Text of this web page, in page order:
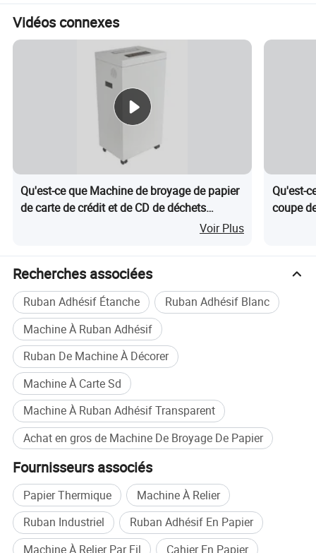
Spécification
Matériaux de déchiquetage Papier / Carte d'identité / Bande magnétique / CD / Dossier / Film / PCB
Taille des particules de déchiquetage broyage en poudre avec tamis remplaçable
Niveau de sécurité Niveau DIN66399 P 5 - P 7
Capacité de déchiquetage 100 feuilles de papier à chaque fois
Capacité de papier par heure
1) avec des particules de déchiquetage de 2,5*2,5mm
2) avec des particules de déchiquetage de 5*5mm
Taille des particules de déchiquetage 2,5*2,5mm-5*5mm
Surface du filtre 9 m²
Puissance / Tension 7,75 kW / 380 V / 50 Hz
Poids de la machine 950 kg
Taille de la machine 1830 (L) * 1394,4 (l) * 1810 (H) mm
Application
Vidéos connexes
Qu'est-ce que Machine de broyage de papier
de carte de crédit et de CD de déchets
Voir Plus
Qu'est-
coupe
Recherches associées
Ruban Adhésif Étanche
Ruban Adhésif Blanc
Machine À Ruban Adhésif
Ruban De Machine À Décorer
Machine À Carte Sd
Machine À Ruban Adhésif Transparent
Achat en gros de Machine De Broyage De Papier
Fournisseurs associés
Papier Thermique
Machine À Relier
Ruban Industriel
Ruban Adhésif En Papier
Machine À Relier Par Fil
Cahier En Papier